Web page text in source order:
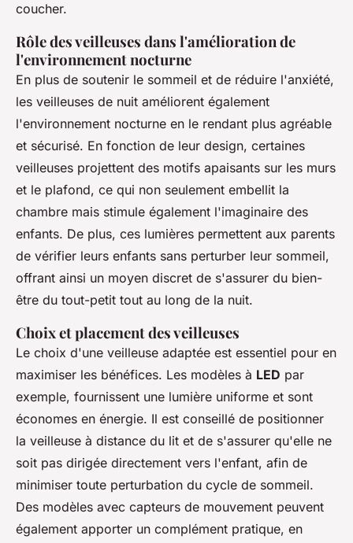
coucher.
Rôle des veilleuses dans l'amélioration de
l'environnement nocturne
En plus de soutenir le sommeil et de réduire l'anxiété,
les veilleuses de nuit améliorent également
l'environnement nocturne en le rendant plus agréable
et sécurisé. En fonction de leur design, certaines
veilleuses projettent des motifs apaisants sur les murs
et le plafond, ce qui non seulement embellit la
chambre mais stimule également l'imaginaire des
enfants. De plus, ces lumières permettent aux parents
de vérifier leurs enfants sans perturber leur sommeil,
offrant ainsi un moyen discret de s'assurer du bien-
être du tout-petit tout au long de la nuit.
Choix et placement des veilleuses
Le choix d'une veilleuse adaptée est essentiel pour en
maximiser les bénéfices. Les modèles à LED par
exemple, fournissent une lumière uniforme et sont
économes en énergie. Il est conseillé de positionner
la veilleuse à distance du lit et de s'assurer qu'elle ne
soit pas dirigée directement vers l'enfant, afin de
minimiser toute perturbation du cycle de sommeil.
Des modèles avec capteurs de mouvement peuvent
également apporter un complément pratique, en